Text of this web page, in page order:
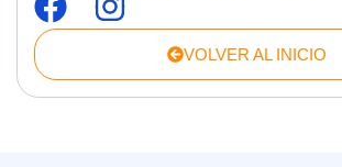
VOLVER AL INICIO